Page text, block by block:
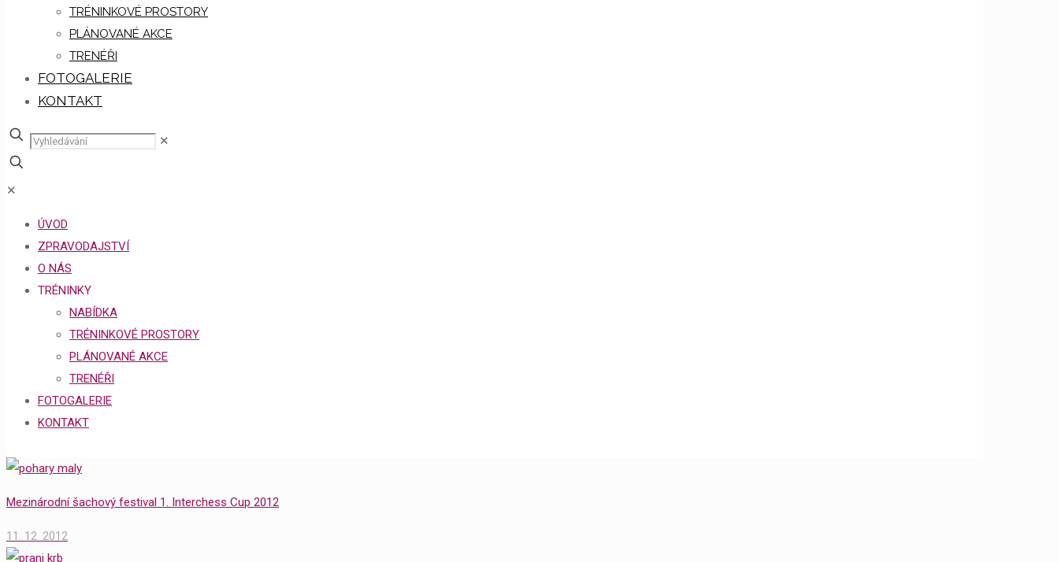
TRÉNINKOVÉ PROSTORY
PLÁNOVANÉ AKCE
TRENÉŘI
FOTOGALERIE
KONTAKT
✕
✕
ÚVOD
ZPRAVODAJSTVÍ
O NÁS
TRÉNINKY
NABÍDKA
TRÉNINKOVÉ PROSTORY
PLÁNOVANÉ AKCE
TRENÉŘI
FOTOGALERIE
KONTAKT
Mezinárodní šachový festival 1. Interchess Cup 2012
11. 12. 2012